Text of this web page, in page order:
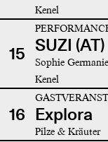
Kenel
15 SUZI (AT)
Sophie
Kenel
16 Explora
Pilze & Kräuter